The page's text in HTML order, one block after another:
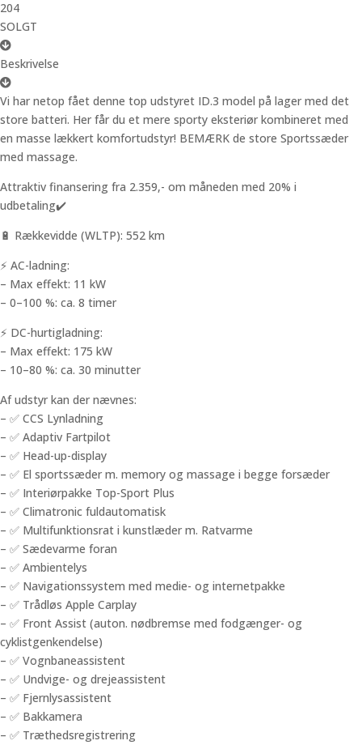
204
SOLGT
Beskrivelse
Vi har netop fået denne top udstyret ID.3 model på lager med det
store batteri. Her får du et mere sporty eksteriør kombineret med
en masse lækkert komfortudstyr! BEMÆRK de store Sportssæder
med massage.
Attraktiv finansering fra 2.359,- om måneden med 20% i
udbetaling✔️
🔋 Rækkevidde (WLTP): 552 km
⚡ AC-ladning:
– Max effekt: 11 kW
– 0–100 %: ca. 8 timer
⚡ DC-hurtigladning:
– Max effekt: 175 kW
– 10–80 %: ca. 30 minutter
Af udstyr kan der nævnes:
– ✅ CCS Lynladning
– ✅ Adaptiv Fartpilot
– ✅ Head-up-display
– ✅ El sportssæder m. memory og massage i begge forsæder
– ✅ Interiørpakke Top-Sport Plus
– ✅ Climatronic fuldautomatisk
– ✅ Multifunktionsrat i kunstlæder m. Ratvarme
– ✅ Sædevarme foran
– ✅ Ambientelys
– ✅ Navigationssystem med medie- og internetpakke
– ✅ Trådløs Apple Carplay
– ✅ Front Assist (auton. nødbremse med fodgænger- og
cyklistgenkendelse)
– ✅ Vognbaneassistent
– ✅ Undvige- og drejeassistent
– ✅ Fjernlysassistent
– ✅ Bakkamera
– ✅ Træthedsregistrering